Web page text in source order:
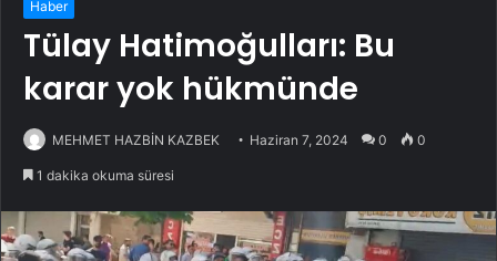
Haber
Tülay Hatimoğulları: Bu
karar yok hükmünde
MEHMET HAZBİN KAZBEK Haziran 7, 2024 0 0
1 dakika okuma süresi